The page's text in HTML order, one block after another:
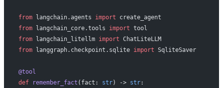
from langchain.agents import create_agent
from langchain_core.tools import tool
from langchain_litellm import ChatLiteLLM
from langgraph.checkpoint.sqlite import SqliteSaver
@tool
def remember_fact (fact: str) -> str: